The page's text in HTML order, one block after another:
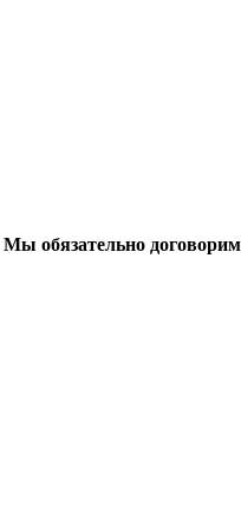
Мы обязательно